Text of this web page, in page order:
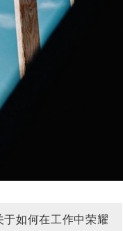
如何在工作中荣耀